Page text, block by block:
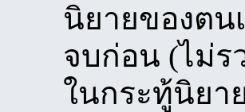
นิยายของตน
จบก่อน (ไม่ร
ในกระทู้นิยา